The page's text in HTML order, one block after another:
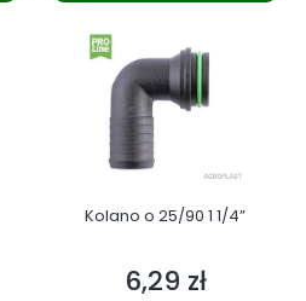
Kolano o 25/90 1 1/4”
Cena
6,29 zł